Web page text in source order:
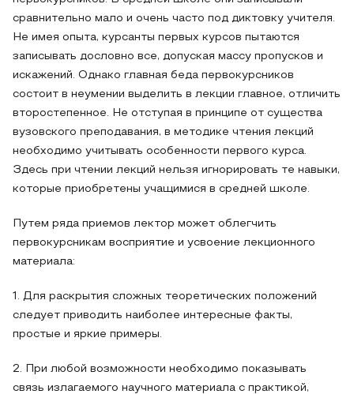
сравнительно мало и очень часто под диктовку учителя.
Не имея опыта, курсанты первых курсов пытаются
записывать дословно все, допуская массу пропусков и
искажений. Однако главная беда первокурсников
состоит в неумении выделить в лекции главное, отличить
второстепенное. Не отступая в принципе от существа
вузовского преподавания, в методике чтения лекций
необходимо учитывать особенности первого курса.
Здесь при чтении лекций нельзя игнорировать те навыки,
которые приобретены учащимися в средней школе.
Путем ряда приемов лектор может облегчить
первокурсникам восприятие и усвоение лекционного
материала:
1. Для раскрытия сложных теоретических положений
следует приводить наиболее интересные факты,
простые и яркие примеры.
2. При любой возможности необходимо показывать
связь излагаемого научного материала с практикой,